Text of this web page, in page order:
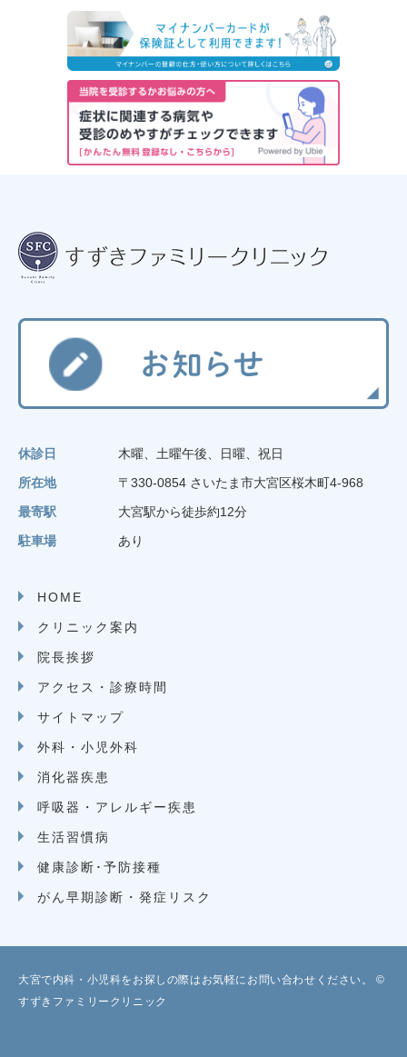
休診日
木曜、土曜午後、日曜、祝日
所在地
〒330-0854 さいたま市大宮区桜木町4-968
最寄駅
大宮駅から徒歩約12分
駐車場
あり
HOME
クリニック案内
院長挨拶
アクセス・診療時間
サイトマップ
外科・小児外科
消化器疾患
呼吸器・アレルギー疾患
生活習慣病
健康診断･予防接種
がん早期診断・発症リスク
大宮で内科・小児科をお探しの際はお気軽にお問い合わせください。 ©
すずきファミリークリニック